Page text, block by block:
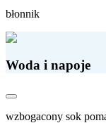
błonnik
Woda i napoje
wzbogacony sok